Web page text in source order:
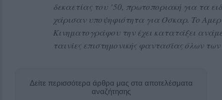
δεκαετίας του ’50, πρωτοποριακή για τα
χάρισαν υποψηφιότητα για Όσκαρ. Το
Κινηματογράφου την έχει κατατάξει
ταινίες επιστημονικής φαντασίας όλων
Δείτε περισσότερα άρθρα μας στα αποτελέσματα
αναζήτησης